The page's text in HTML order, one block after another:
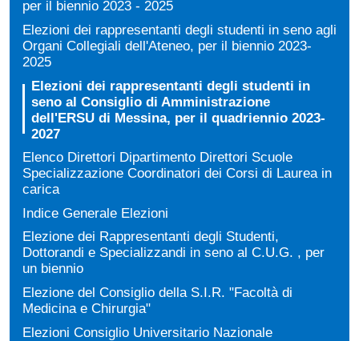
per il biennio 2023 - 2025
Elezioni dei rappresentanti degli studenti in seno agli
Organi Collegiali dell'Ateneo, per il biennio 2023-
2025
Elezioni dei rappresentanti degli studenti in
seno al Consiglio di Amministrazione
dell'ERSU di Messina, per il quadriennio 2023-
2027
Elenco Direttori Dipartimento Direttori Scuole
Specializzazione Coordinatori dei Corsi di Laurea in
carica
Indice Generale Elezioni
Elezione dei Rappresentanti degli Studenti,
Dottorandi e Specializzandi in seno al C.U.G. , per
un biennio
Elezione del Consiglio della S.I.R. "Facoltà di
Medicina e Chirurgia"
Elezioni Consiglio Universitario Nazionale